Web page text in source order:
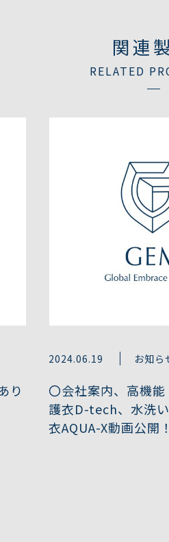
関連
RELATED
り
2024.06.19 お知ら
〇会社案内、高機
護衣D-tech、水洗
衣AQUA-X動画公開！